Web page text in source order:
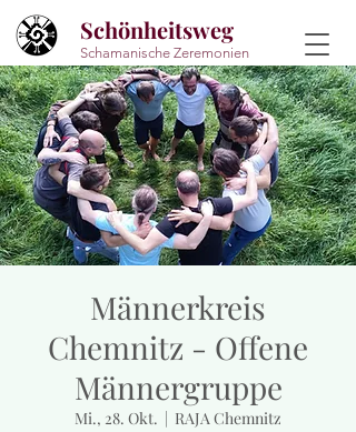
Schönheitsweg
Schamanische Zeremonien
Männerkreis
Chemnitz - Offene
Männergruppe
Mi., 28. Okt.
  |
RAJA Chemnitz